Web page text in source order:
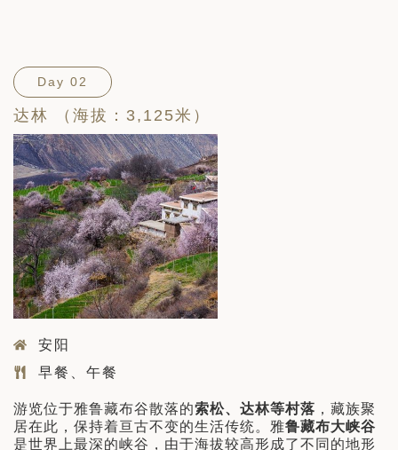
Day 02
达林 （海拔：3,125米）
安阳
早餐、午餐
游览位于雅鲁藏布谷散落的索松、达林等村落 ，藏族聚
居在此，保持着亘古不变的生活传统。雅鲁藏布大峡谷
是世界上最深的峡谷，由于海拔较高形成了不同的地形